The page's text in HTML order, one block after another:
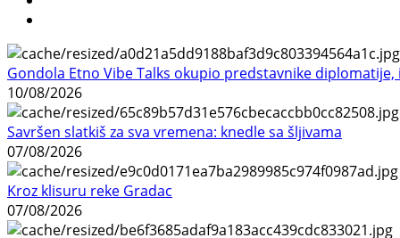
Gondola Etno Vibe Talks okupio predstavnike
10/08/2026
Savršen slatkiš za sva vremena: knedle sa šljivama
07/08/2026
Kroz klisuru reke Gradac
07/08/2026